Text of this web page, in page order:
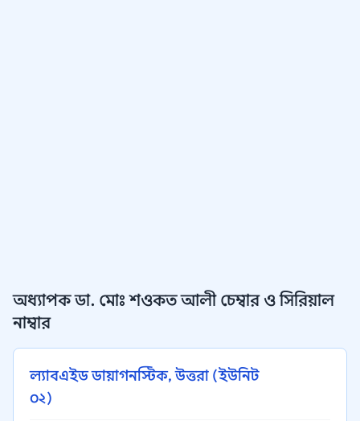
অধ্যাপক ডা. মোঃ শওকত আলী চেম্বার ও সিরিয়াল
নাম্বার
ল্যাবএইড ডায়াগনস্টিক, উত্তরা (ইউনিট
০২)